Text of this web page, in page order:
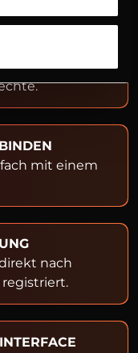
EINTRAG
Domain und
mit einem
nach